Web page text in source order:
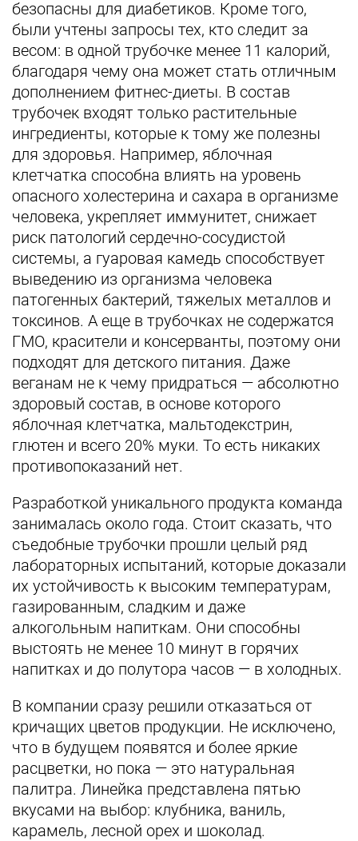
безопасны для диабетиков. Кроме того,
были учтены запросы тех, кто следит за
весом: в одной трубочке менее 11 калорий,
благодаря чему она может стать отличным
дополнением фитнес-диеты. В состав
трубочек входят только растительные
ингредиенты, которые к тому же полезны
для здоровья. Например, яблочная
клетчатка способна влиять на уровень
опасного холестерина и сахара в организме
человека, укрепляет иммунитет, снижает
риск патологий сердечно-сосудистой
системы, а гуаровая камедь способствует
выведению из организма человека
патогенных бактерий, тяжелых металлов и
токсинов. А еще в трубочках не содержатся
ГМО, красители и консерванты, поэтому они
подходят для детского питания. Даже
веганам не к чему придраться — абсолютно
здоровый состав, в основе которого
яблочная клетчатка, мальтодекстрин,
глютен и всего 20% муки. То есть никаких
противопоказаний нет.
Разработкой уникального продукта команда
занималась около года. Стоит сказать, что
съедобные трубочки прошли целый ряд
лабораторных испытаний, которые доказали
их устойчивость к высоким температурам,
газированным, сладким и даже
алкогольным напиткам. Они способны
выстоять не менее 10 минут в горячих
напитках и до полутора часов — в холодных.
В компании сразу решили отказаться от
кричащих цветов продукции. Не исключено,
что в будущем появятся и более яркие
расцветки, но пока — это натуральная
палитра. Линейка представлена пятью
вкусами на выбор: клубника, ваниль,
карамель, лесной орех и шоколад.